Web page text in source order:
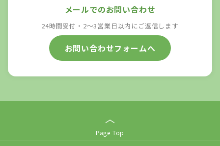
メールでのお問い合わせ
24時間受付・2〜3営業日以内にご返信します
お問い合わせフォームへ
︿
Page Top